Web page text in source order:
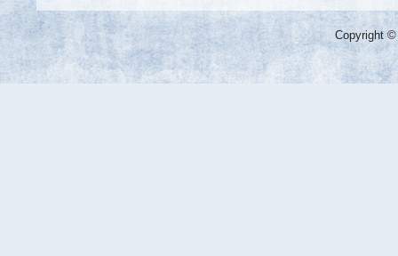
Copyright ©